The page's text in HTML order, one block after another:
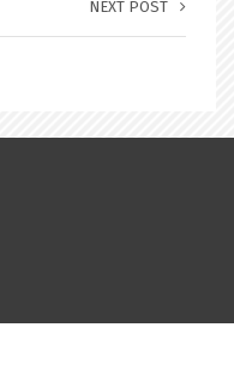
NEXT POST